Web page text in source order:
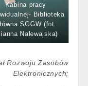
Kabina pracy
Biblioteka
SGGW (fot.
Nalewajska)
Rozwoju Zasobów
Elektronicznych;